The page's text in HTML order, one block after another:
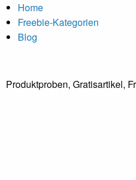
Home
Freebie-Kategorien
Blog
Produktproben, Gratisartikel,